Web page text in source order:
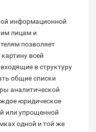
информационной
лицам и
позволяет
всей
в структуру
общие списки
аналитической
юридическое
или упрощенной
одной и той же